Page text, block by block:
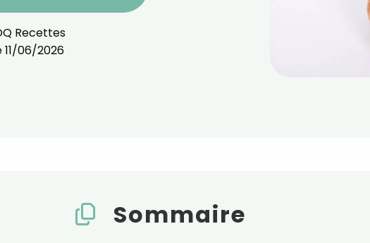
Recettes
11/06/2026
Sommaire